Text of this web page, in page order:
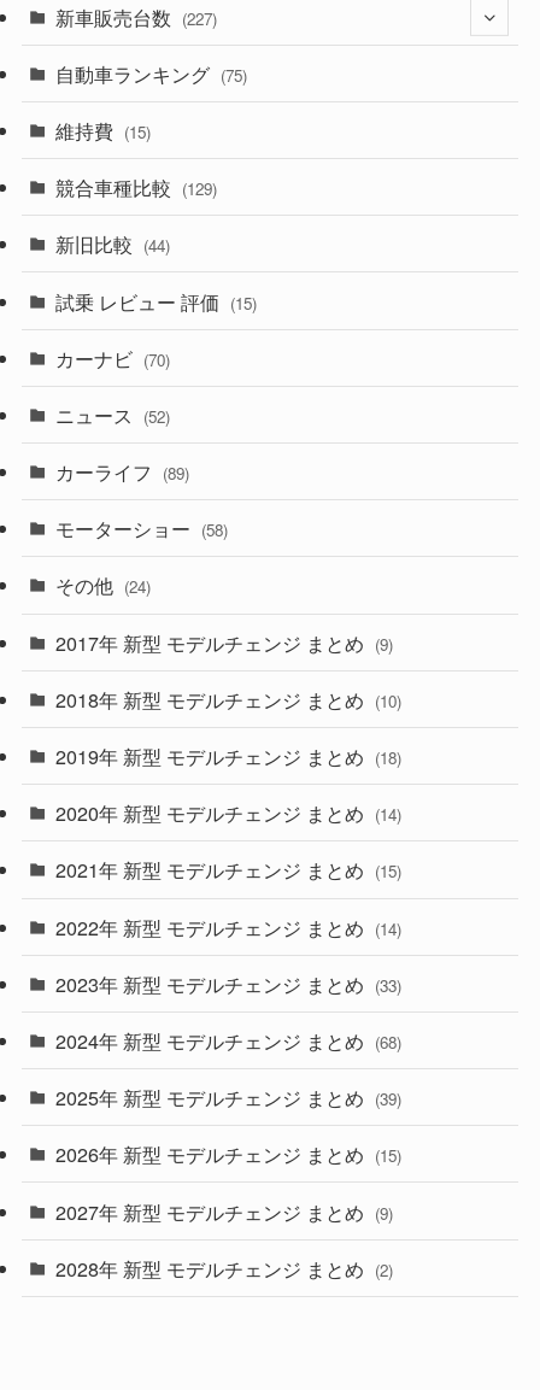
(357)
(328)
(194)
(230)
(253)
(242)
(85)
(84)
(14)
(222)
(50)
(43)
(6)
(9)
(4)
(30)
(27)
(58)
(28)
(27)
(26)
(33)
(10)
(35)
(10)
(9)
(22)
(4)
(9)
(4)
(1)
(28)
(8)
(3)
(3)
(5)
(1)
新車販売台数 (227)
(21)
(5)
(7)
(5)
自動車ランキング (75)
維持費 (15)
競合車種比較 (129)
新旧比較 (44)
試乗 レビュー 評価 (15)
カーナビ (70)
ニュース (52)
カーライフ (89)
モーターショー (58)
その他 (24)
2017年 新型 モデルチェンジ まとめ (9)
2018年 新型 モデルチェンジ まとめ (10)
2019年 新型 モデルチェンジ まとめ (18)
2020年 新型 モデルチェンジ まとめ (14)
2021年 新型 モデルチェンジ まとめ (15)
2022年 新型 モデルチェンジ まとめ (14)
2023年 新型 モデルチェンジ まとめ (33)
2024年 新型 モデルチェンジ まとめ (68)
2025年 新型 モデルチェンジ まとめ (39)
2026年 新型 モデルチェンジ まとめ (15)
2027年 新型 モデルチェンジ まとめ (9)
2028年 新型 モデルチェンジ まとめ (2)